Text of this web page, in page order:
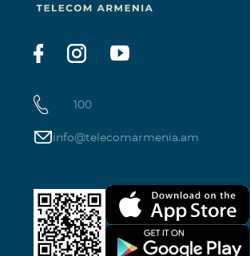
100
info@telecomarmenia.am